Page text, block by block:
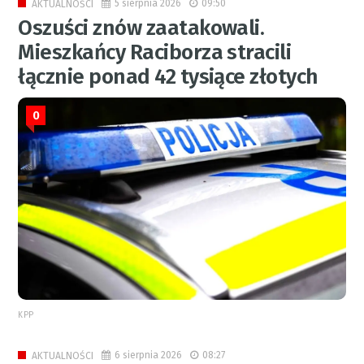
AKTUALNOŚCI 5 sierpnia 2026 09:50
Oszuści znów zaatakowali.
Mieszkańcy Raciborza stracili
łącznie ponad 42 tysiące złotych
0
KPP
AKTUALNOŚCI 6 sierpnia 2026 08:27